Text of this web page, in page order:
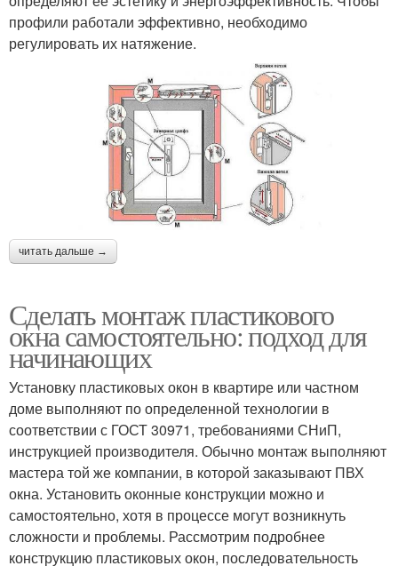
профили работали эффективно, необходимо
регулировать их натяжение.
читать дальше →
Сделать монтаж пластикового
окна самостоятельно: подход для
начинающих
Установку пластиковых окон в квартире или частном
доме выполняют по определенной технологии в
соответствии с ГОСТ 30971, требованиями СНиП,
инструкцией производителя. Обычно монтаж выполняют
мастера той же компании, в которой заказывают ПВХ
окна. Установить оконные конструкции можно и
самостоятельно, хотя в процессе могут возникнуть
сложности и проблемы. Рассмотрим подробнее
конструкцию пластиковых окон, последовательность